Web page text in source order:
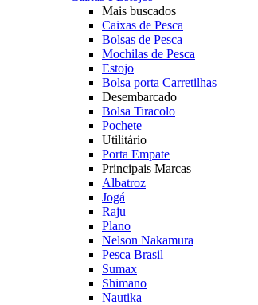
Mais buscados
Caixas de Pesca
Bolsas de Pesca
Mochilas de Pesca
Estojo
Bolsa porta Carretilhas
Desembarcado
Bolsa Tiracolo
Pochete
Utilitário
Porta Empate
Principais Marcas
Albatroz
Jogá
Raju
Plano
Nelson Nakamura
Pesca Brasil
Sumax
Shimano
Nautika